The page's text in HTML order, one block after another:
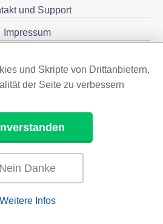
und Support
Impressum
und Skripte von Drittanbietern,
der Seite zu verbessern
Nein Danke
Weitere Infos